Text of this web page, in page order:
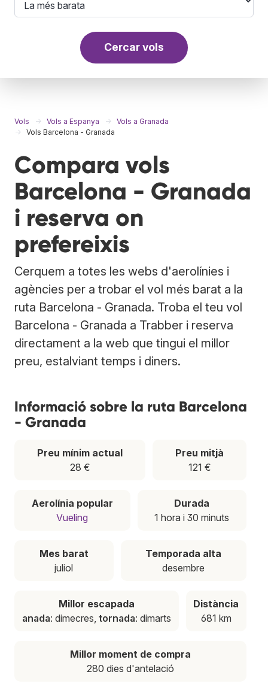
Cercar vols
Vols Vols a Espanya
Vols a Granada
Vols Barcelona - Granada
Compara vols
Barcelona - Granada
i reserva on
prefereixis
Cerquem a totes les webs d'aerolínies i
agències per a trobar el vol més barat a la
ruta Barcelona - Granada. Troba el teu vol
Barcelona - Granada a Trabber i reserva
directament a la web que tingui el millor
preu, estalviant temps i diners.
Informació sobre la ruta Barcelona
- Granada
Preu mínim actual
28 €
Preu mitjà
121 €
Aerolínia popular
Vueling
Durada
1 hora i 30 minuts
Mes barat
juliol
Temporada alta
desembre
Millor escapada
anada: dimecres, tornada: dimarts
Distància
681 km
Millor moment de compra
280 dies d'antelació